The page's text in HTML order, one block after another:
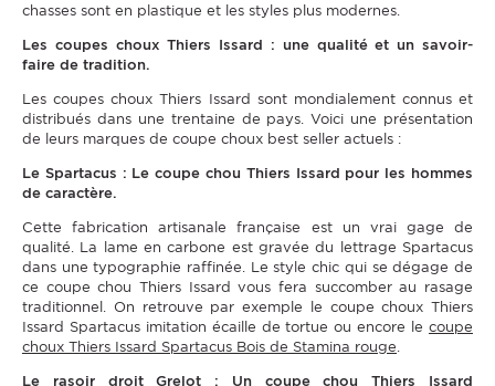
chasses sont en plastique et les styles plus modernes.
Les coupes choux Thiers Issard : une qualité et un savoir-
faire de tradition.
Les coupes choux Thiers Issard sont mondialement connus et
distribués dans une trentaine de pays. Voici une présentation
de leurs marques de coupe choux best seller actuels :
Le Spartacus : Le coupe chou Thiers Issard pour les hommes
de caractère.
Cette fabrication artisanale française est un vrai gage de
qualité. La lame en carbone est gravée du lettrage Spartacus
dans une typographie raffinée. Le style chic qui se dégage de
ce coupe chou Thiers Issard vous fera succomber au rasage
traditionnel. On retrouve par exemple le coupe choux Thiers
Issard Spartacus imitation écaille de tortue ou encore le coupe
choux Thiers Issard Spartacus Bois de Stamina rouge
Le rasoir droit Grelot : Un coupe chou Thiers Issard